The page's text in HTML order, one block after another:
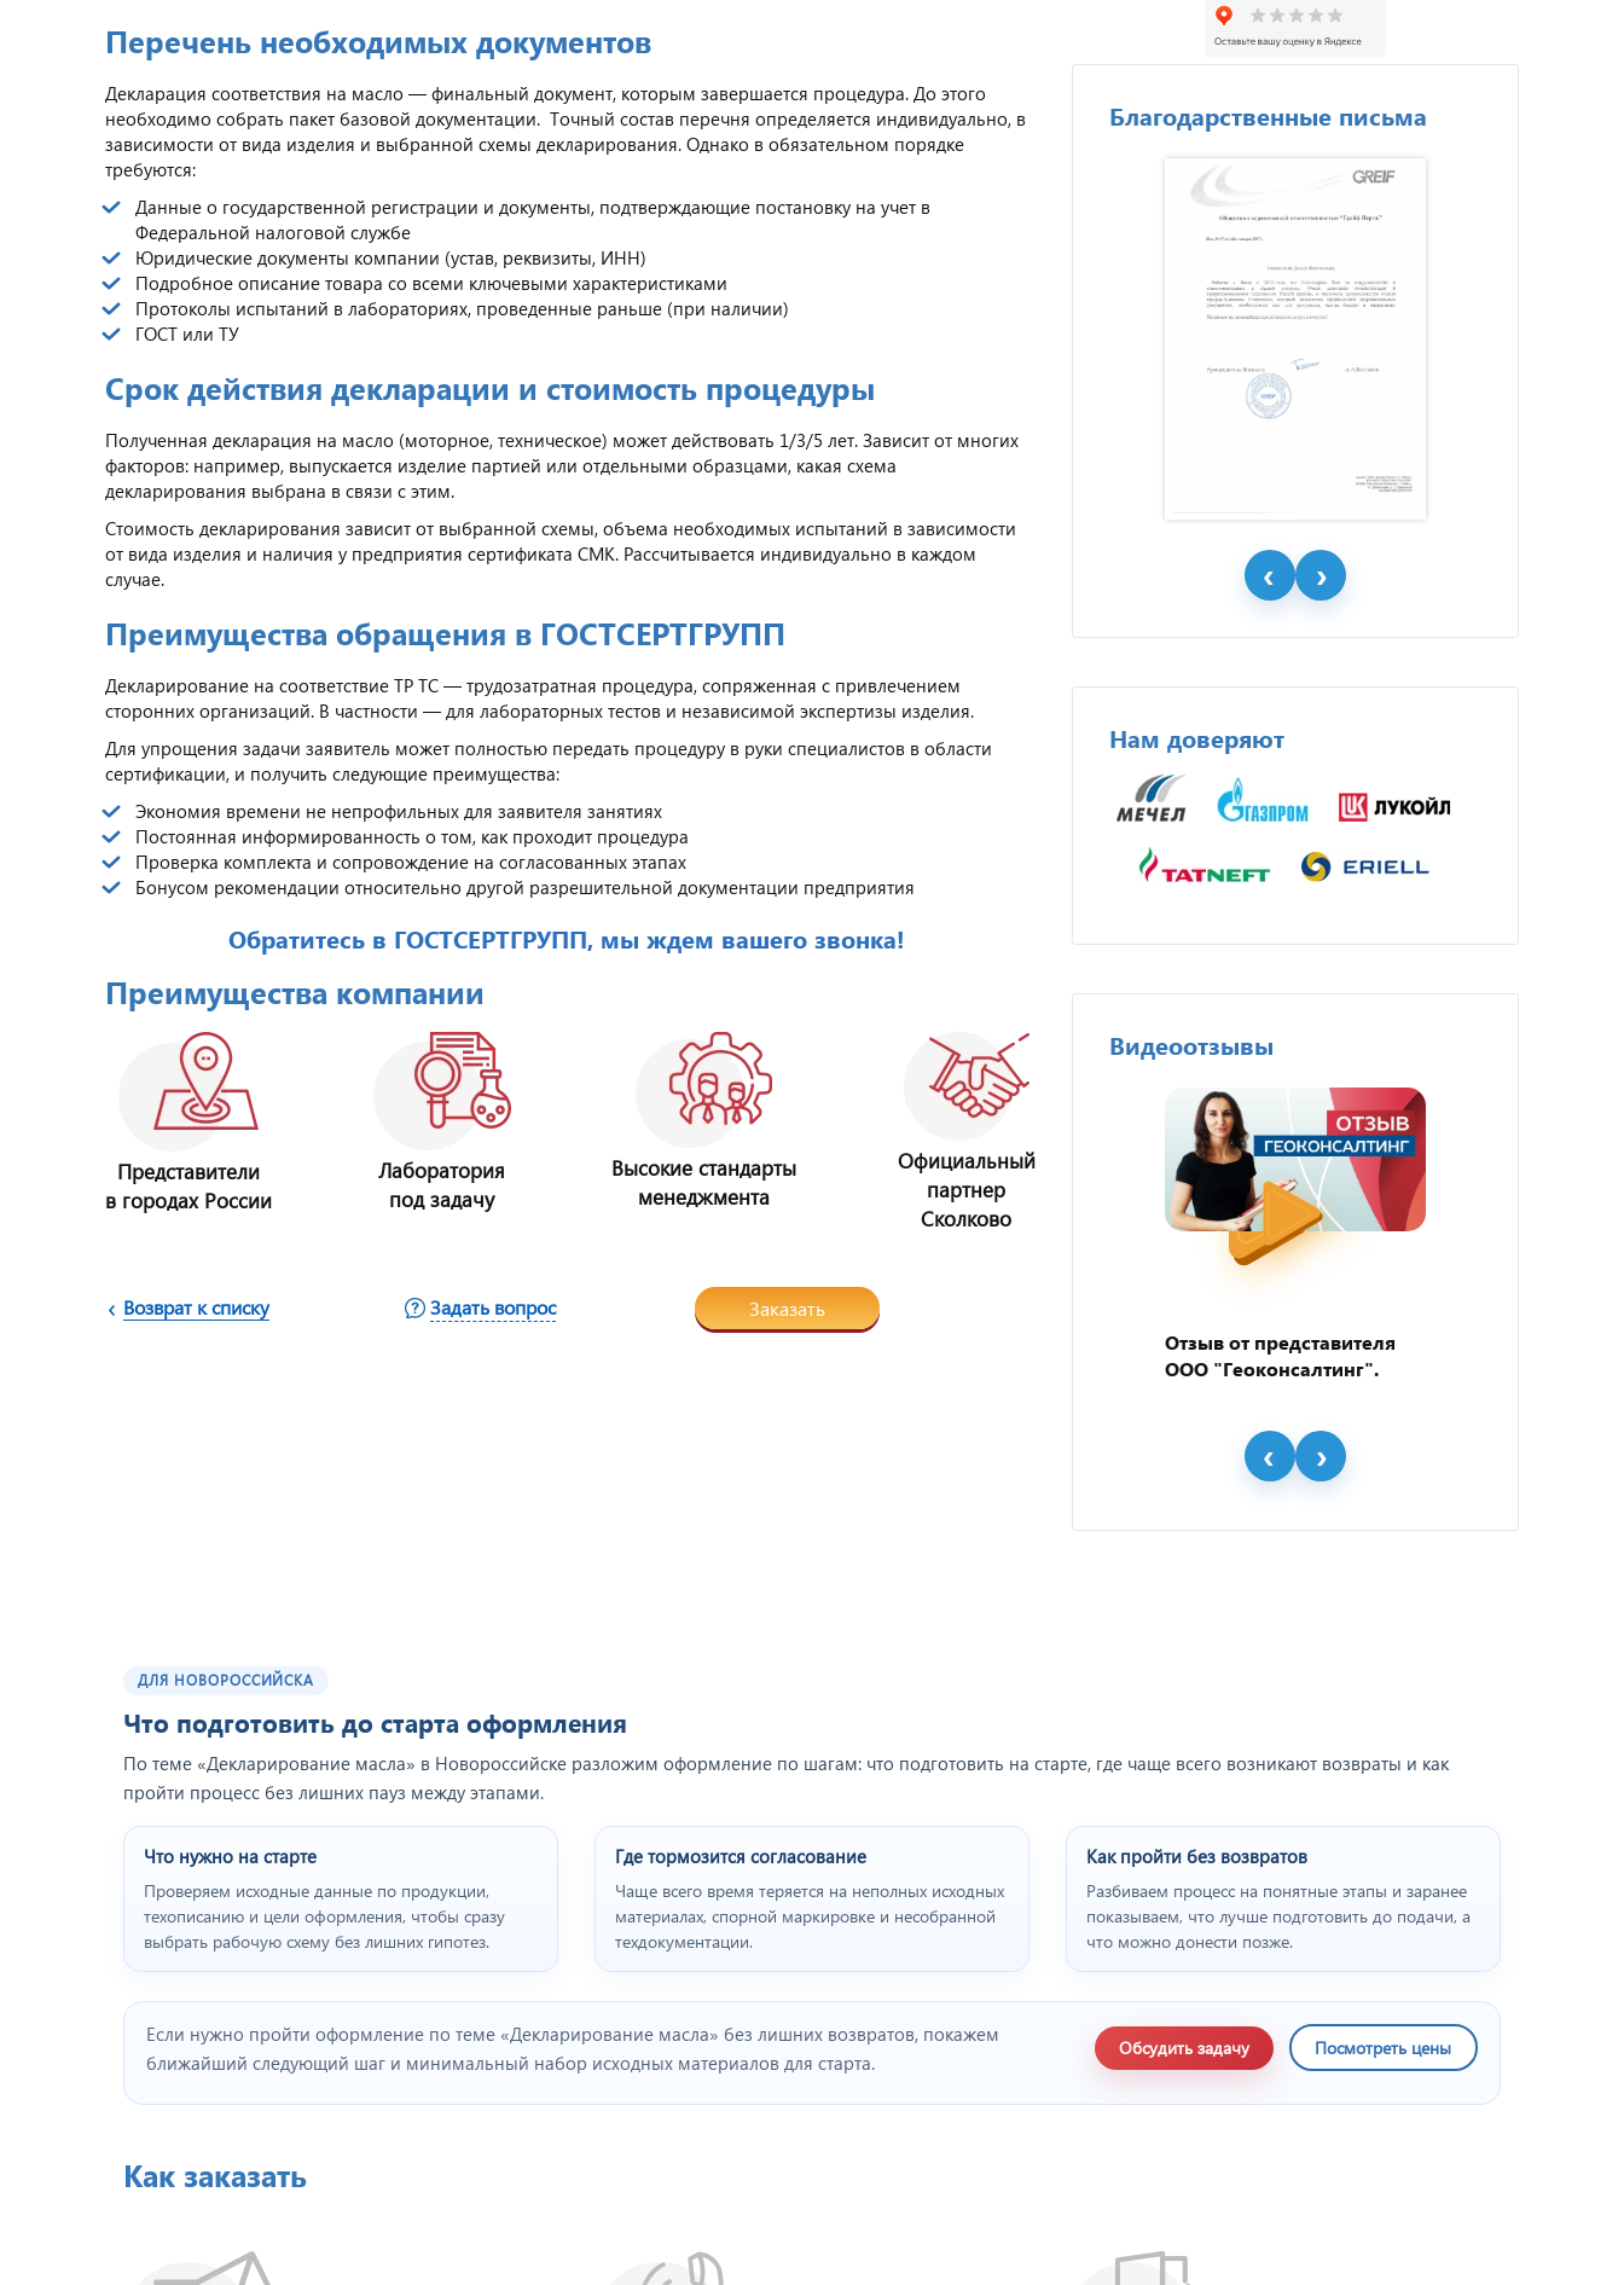
Перечень необходимых документов
Декларация соответствия на масло — финальный документ, которым завершается процедура. До этого
необходимо собрать пакет базовой документации. Точный состав перечня определяется индивидуально, в
зависимости от вида изделия и выбранной схемы декларирования. Однако в обязательном порядке
требуются:
Данные о государственной регистрации и документы, подтверждающие постановку на учет в
Федеральной налоговой службе
Юридические документы компании (устав, реквизиты, ИНН)
Подробное описание товара со всеми ключевыми характеристиками
Протоколы испытаний в лабораториях, проведенные раньше (при наличии)
ГОСТ или ТУ
Срок действия декларации и стоимость процедуры
Полученная декларация на масло (моторное, техническое) может действовать 1/3/5 лет. Зависит от многих
факторов: например, выпускается изделие партией или отдельными образцами, какая схема
декларирования выбрана в связи с этим.
Стоимость декларирования зависит от выбранной схемы, объема необходимых испытаний в зависимости
от вида изделия и наличия у предприятия сертификата СМК. Рассчитывается индивидуально в каждом
случае.
Преимущества обращения в ГОСТСЕРТГРУПП
Декларирование на соответствие ТР ТС — трудозатратная процедура, сопряженная с привлечением
сторонних организаций. В частности — для лабораторных тестов и независимой экспертизы изделия.
Для упрощения задачи заявитель может полностью передать процедуру в руки специалистов в области
сертификации, и получить следующие преимущества:
Экономия времени не непрофильных для заявителя занятиях
Постоянная информированность о том, как проходит процедура
Проверка комплекта и сопровождение на согласованных этапах
Бонусом рекомендации относительно другой разрешительной документации предприятия
Обратитесь в ГОСТСЕРТГРУПП, мы ждем вашего звонка!
Преимущества компании
Представители
в городах России
Лаборатория
под задачу
Высокие стандарты
менеджмента
Официальный
партнер
Сколково
Возврат к списку Задать вопрос Заказать
Благодарственные письма
Нам доверяют
Видеоотзывы
Отзыв от ООО "Пирамит".
Отзыв от представителя
ООО "Геоконсалтинг".
ДЛЯ НОВОРОССИЙСКА
Что подготовить до старта оформления
По теме «Декларирование масла» в Новороссийске разложим оформление по шагам: что подготовить на старте, где чаще всего возникают возвраты и как
пройти процесс без лишних пауз между этапами.
Что нужно на старте
Проверяем исходные данные по продукции,
техописанию и цели оформления, чтобы сразу
выбрать рабочую схему без лишних гипотез.
Где тормозится согласование
Чаще всего время теряется на неполных исходных
материалах, спорной маркировке и несобранной
техдокументации.
Как пройти без возвратов
Разбиваем процесс на понятные этапы и заранее
показываем, что лучше подготовить до подачи, а
что можно донести позже.
Если нужно пройти оформление по теме «Декларирование масла» без лишних возвратов, покажем
ближайший следующий шаг и минимальный набор исходных материалов для старта.
Обсудить задачу Посмотреть цены
Как заказать